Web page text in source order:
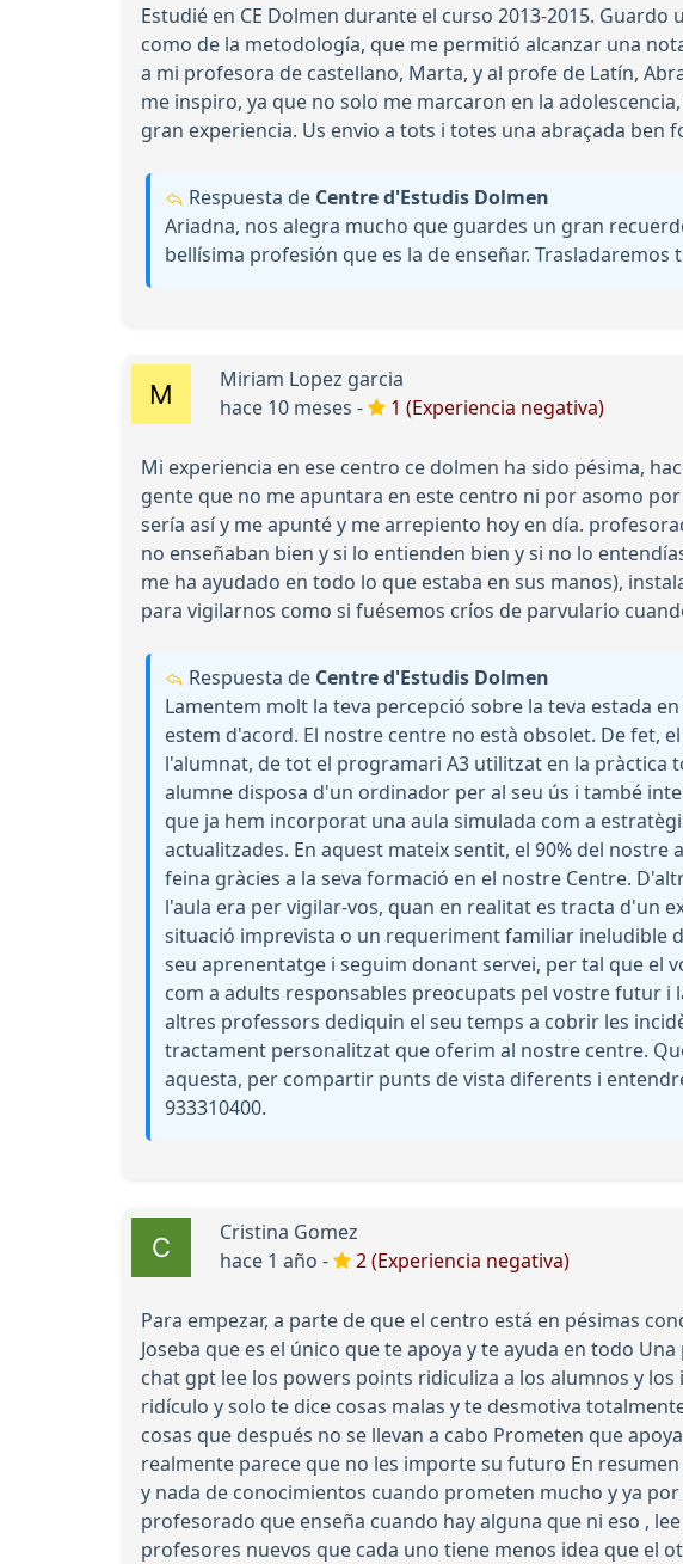
Estudié en CE Dolmen durante el curso 2013-2015.
como de la metodología, que me permitió alcanzar una
a mi profesora de castellano, Marta, y al profe de Latín,
me inspiro, ya que no solo me marcaron en la
gran experiencia. Us envio a tots i totes una abraçada ben
Respuesta de Centre d'Estudis Dolmen
Ariadna, nos alegra mucho que guardes un gran
bellísima profesión que es la de enseñar.
Miriam Lopez garcia
hace 10 meses -
1 (Experiencia negativa)
Mi experiencia en ese centro ce dolmen ha sido pésima,
gente que no me apuntara en este centro ni por asomo
sería así y me apunté y me arrepiento hoy en día.
no enseñaban bien y si lo entienden bien y si no lo
me ha ayudado en todo lo que estaba en sus manos),
para vigilarnos como si fuésemos críos de parvulario
Respuesta de Centre d'Estudis Dolmen
Lamentem molt la teva percepció sobre la teva estada
estem d'acord. El nostre centre no està obsolet. De fet,
l'alumnat, de tot el programari A3 utilitzat en la pràctica
alumne disposa d'un ordinador per al seu ús i també
que ja hem incorporat una aula simulada com a
actualitzades. En aquest mateix sentit, el 90% del
feina gràcies a la seva formació en el nostre Centre.
l'aula era per vigilar-vos, quan en realitat es tracta d'un
situació imprevista o un requeriment familiar ineludible
seu aprenentatge i seguim donant servei, per tal que el
com a adults responsables preocupats pel vostre futur
altres professors dediquin el seu temps a cobrir les
tractament personalitzat que oferim al nostre centre.
aquesta, per compartir punts de vista diferents i
933310400.
Cristina Gomez
hace 1 año -
2 (Experiencia negativa)
Para empezar, a parte de que el centro está en pésimas
Joseba que es el único que te apoya y te ayuda en todo
chat gpt lee los powers points ridiculiza a los alumnos y
ridículo y solo te dice cosas malas y te desmotiva
cosas que después no se llevan a cabo Prometen que
realmente parece que no les importe su futuro En
y nada de conocimientos cuando prometen mucho y ya
profesorado que enseña cuando hay alguna que ni eso ,
profesores nuevos que cada uno tiene menos idea que el